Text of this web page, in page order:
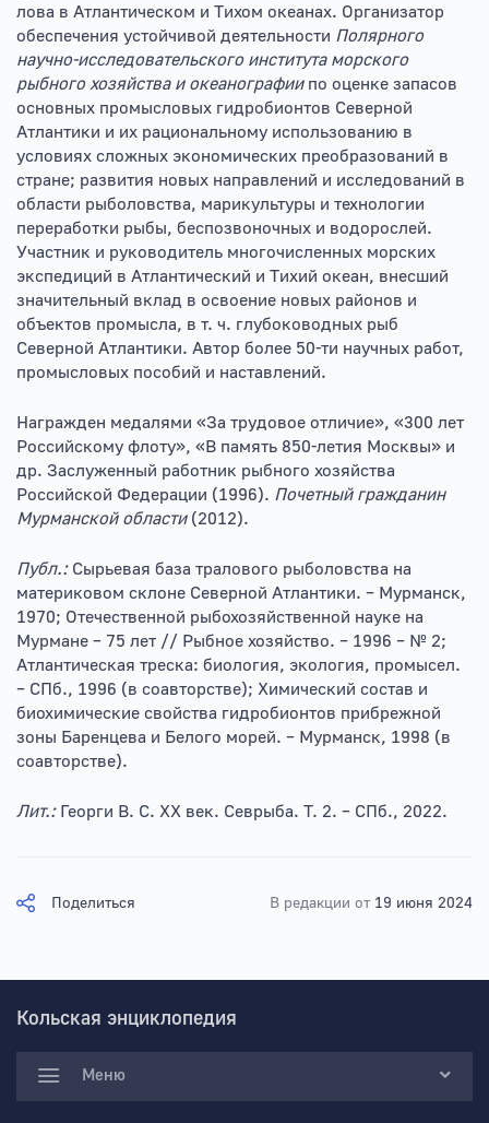
лова в Атлантическом и Тихом океанах. Организатор
обеспечения устойчивой деятельности Полярного
научно-исследовательского института морского
рыбного хозяйства и океанографиипо оценке запасов
основных промысловых гидробионтов Северной
Атлантики и их рациональному использованию в
условиях сложных экономических преобразований в
стране; развития новых направлений и исследований в
области рыболовства, марикультуры и технологии
переработки рыбы, беспозвоночных и водорослей.
Участник и руководитель многочисленных морских
экспедиций в Атлантический и Тихий океан, внесший
значительный вклад в освоение новых районов и
объектов промысла, в т. ч. глубоководных рыб
Северной Атлантики. Автор более 50-ти научных работ,
промысловых пособий и наставлений.
Награжден медалями «За трудовое отличие», «300 лет
Российскому флоту», «В память 850-летия Москвы» и
др. Заслуженный работник рыбного хозяйства
Российской Федерации (1996). Почетный гражданин
Мурманской области(2012).
Публ.:Сырьевая база тралового рыболовства на
материковом склоне Северной Атлантики. – Мурманск,
1970; Отечественной рыбохозяйственной науке на
Мурмане – 75 лет // Рыбное хозяйство. – 1996 – № 2;
Атлантическая треска: биология, экология, промысел.
– СПб., 1996 (в соавторстве); Химический состав и
биохимические свойства гидробионтов прибрежной
зоны Баренцева и Белого морей. – Мурманск, 1998 (в
соавторстве).
Лит.:Георги В. С. XX век. Севрыба. Т. 2. – СПб., 2022.
Поделиться В редакции от 19 июня 2024
Кольская энциклопедия
Меню